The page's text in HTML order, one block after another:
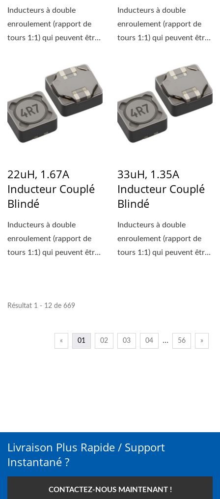
Inducteurs à double
enroulement (rapport de
tours 1:1) qui peuvent être
Inducteurs à double
enroulement (rapport de
tours 1:1) qui peuvent être
22uH, 1.67A
Inducteur Couplé
Blindé
Inducteurs à double
enroulement (rapport de
tours 1:1) qui peuvent être
33uH, 1.35A
Inducteur Couplé
Blindé
Inducteurs à double
enroulement (rapport de
tours 1:1) qui peuvent être
Résultat 1 - 12 de 669
« 01 02 03 04 … 56 »
Livraison Plus Rapide / Support
Instantané ?
CONTACTEZ-NOUS MAINTENANT !